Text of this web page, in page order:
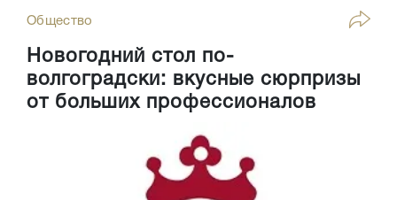
Общество
Новогодний стол по-
волгоградски: вкусные сюрпризы
от больших профессионалов